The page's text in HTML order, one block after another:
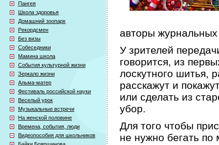
Пангея
Школа здоровья
Домашний зоопарк
Рекордсмен
Без визы
Собеседники
Мамина школа
События культурной жизни
Зеркало жизни
Альма-матер
Фестиваль российской науки
Веселый урок
Музыкальные встречи
На женской половине
Времена, события, люди
Видеопособия для школьников
авторы журнальных
У зрителей
говорится, из
лоскутного шитья,
расскажут и
или сделать из
убор.
Для того чтобы
не нужно бегать по